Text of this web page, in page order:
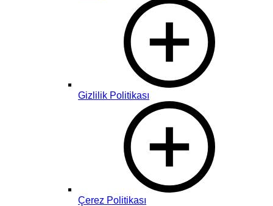
Gizlilik Politikası
Çerez Politikası